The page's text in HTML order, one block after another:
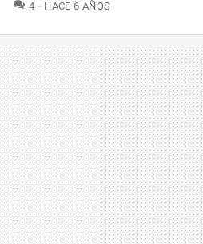
4 COMENTARIOS
HACE 6 AÑOS